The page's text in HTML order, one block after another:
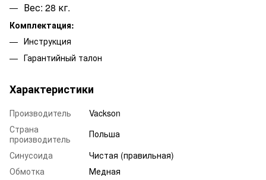
Вес: 28 кг.
Комплектация:
Инструкция
Гарантийный талон
Характеристики
Производитель
Vackson
Страна
производитель
Польша
Синусоида
Чистая (правильная)
Обмотка
Медная